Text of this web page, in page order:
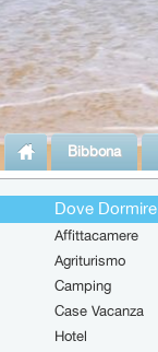
Bibbona
Dove Dormire
Affittacamere
Agriturismo
Camping
Case Vacanza
Hotel